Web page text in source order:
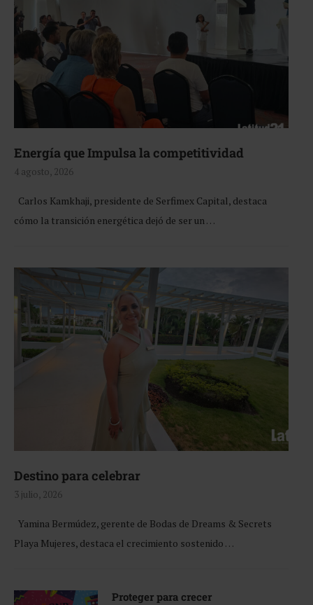
Energía que Impulsa la competitividad
4 agosto, 2026
Carlos Kamkhaji, presidente de Serfimex Capital, destaca
cómo la transición energética dejó de ser un …
Destino para celebrar
3 julio, 2026
Yamina Bermúdez, gerente de Bodas de Dreams & Secrets
Playa Mujeres, destaca el crecimiento sostenido …
Proteger para crecer